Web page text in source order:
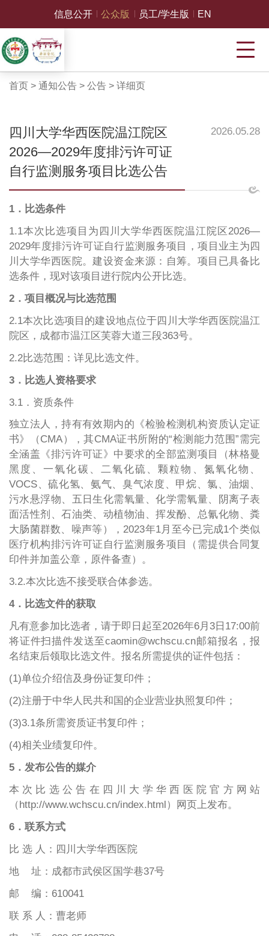
信息公开 公众版 员工/学生版 EN
首页 > 通知公告> 公告> 详细页
四川大学华西医院温江院区
2026—2029年度排污许可证
自行监测服务项目比选公告
2026.05.28
1．比选条件
1.1本次比选项目为四川大学华西医院温江院区2026—
2029年度排污许可证自行监测服务项目，项目业主为四
川大学华西医院。建设资金来源：自筹。项目已具备比
选条件，现对该项目进行院内公开比选。
2．项目概况与比选范围
2.1本次比选项目的建设地点位于四川大学华西医院温江
院区，成都市温江区芙蓉大道三段363号。
2.2比选范围：详见比选文件。
3．比选人资格要求
3.1．资质条件
独立法人，持有有效期内的《检验检测机构资质认定证
书》（CMA），其CMA证书所附的“检测能力范围”需完
全涵盖《排污许可证》中要求的全部监测项目（林格曼
黑度、一氧化碳、二氧化硫、颗粒物、氮氧化物、
VOCS、硫化氢、氨气、臭气浓度、甲烷、氯、油烟、
污水悬浮物、五日生化需氧量、化学需氧量、阴离子表
面活性剂、石油类、动植物油、挥发酚、总氰化物、粪
大肠菌群数、噪声等），2023年1月至今已完成1个类似
医疗机构排污许可证自行监测服务项目（需提供合同复
印件并加盖公章，原件备查）。
3.2.本次比选不接受联合体参选。
4．比选文件的获取
凡有意参加比选者，请于即日起 至2026年6月3日17:00前
将证件扫描件发送至caomin@wchscu.cn邮箱报名，报
名结束后领取比选文件。报名所需提供的证件包括：
(1)单位介绍信及身份证复印件；
(2)注册于中华人民共和国的企业营业执照复印件；
(3)3.1条所需资质证书复印件；
(4)相关业绩复印件。
5．发布公告的媒介
本次比选公告在四川大学华西医院官方网站
（http://www.wchscu.cn/index.html）网页上发布。
6．联系方式
比 选 人：四川大学华西医院
地 址：成都市武侯区国学巷37号
邮 编：610041
联 系 人： 曹老师